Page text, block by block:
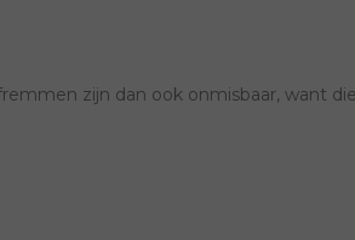
zijn dan ook onmisbaar, want